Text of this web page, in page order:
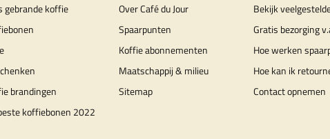
gebrande koffie
brandingen
koffiebonen 2022
Over Café du Jour
Spaarpunten
Koffie abonnementen
Maatschappij & milieu
Sitemap
Bekijk
Gratis bezorging
Hoe werken
Hoe kan ik
Contact opnemen